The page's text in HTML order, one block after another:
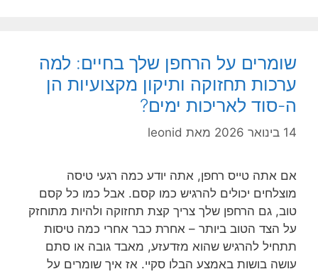
שומרים על הרחפן שלך בחיים: למה
ערכות תחזוקה ותיקון מקצועיות הן
ה-סוד לאריכות ימים?
14 בינואר 2026 מאת leonid
אם אתה טייס רחפן, אתה יודע כמה רגעי טיסה
מוצלחים יכולים להרגיש כמו קסם. אבל כמו כל קסם
טוב, גם הרחפן שלך צריך קצת תחזוקה ולהיות מתוחזק
על הצד הטוב ביותר – אחרת כבר אחרי כמה טיסות
תתחיל להרגיש שהוא מזדעזע, מאבד גובה או סתם
עושה בושות באמצע הבלו סקיי. אז איך שומרים על